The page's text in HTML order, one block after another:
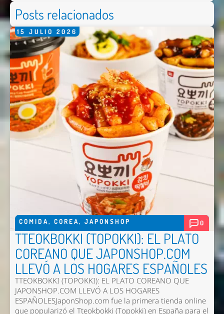
Posts relacionados
15 JULIO 2026
COMIDA, COREA, JAPONSHOP 0
TTEOKBOKKI (TOPOKKI): EL PLATO
COREANO QUE JAPONSHOP.COM
LLEVÓ A LOS HOGARES ESPAÑOLES
TTEOKBOKKI (TOPOKKI): EL PLATO COREANO QUE
JAPONSHOP.COM LLEVÓ A LOS HOGARES
ESPAÑOLESJaponShop.com fue la primera tienda online
que popularizó el Tteokbokki (Topokki) en España para el